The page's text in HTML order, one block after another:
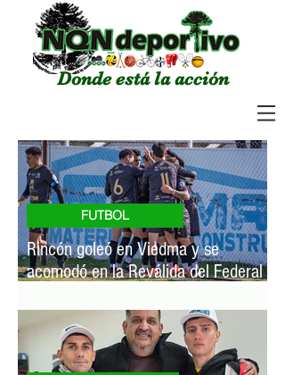
Donde está la acción
Rincón goleó en Viedma y se
acomodó en la Reválida del Federal
FUTBOL